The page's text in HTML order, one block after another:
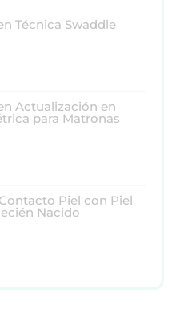
Técnica Swaddle
Actualización en
para Matronas
Piel con Piel
Nacido